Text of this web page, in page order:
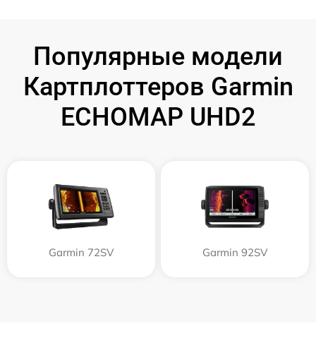
Популярные модели
Картплоттеров Garmin
ECHOMAP UHD2
Garmin 72SV Garmin 92SV